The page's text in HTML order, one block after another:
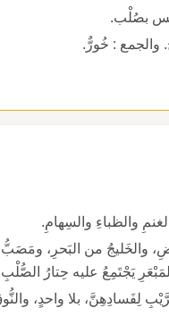
بصُلْب.
والجمع : خُورٌّ.
والظباءِ والسِهامِ.
والخَليجُ من البَحرِ، ومَصَبُّ
يَجْتَمِعُ عليه حِتارُ
لِفَسادِهِنَّ، بلا واحدٍ،